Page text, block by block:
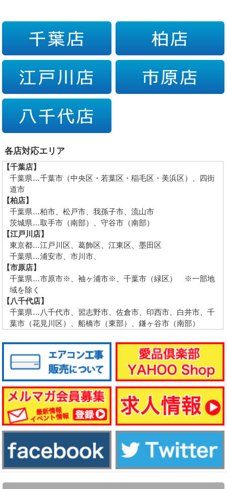
各店対応エリア
【千葉店】
千葉県…千葉市（中央区・若葉区・稲毛区・美浜区）、四街
道市
【柏店】
千葉県…柏市、松戸市、我孫子市、流山市
茨城県…取手市（南部）、守谷市（南部）
【江戸川店】
東京都…江戸川区、葛飾区、江東区、墨田区
千葉県…浦安市、市川市、
【市原店】
千葉県…市原市※、袖ヶ浦市※、千葉市（緑区） ※一部地
域を除く
【八千代店】
千葉県…八千代市、習志野市、佐倉市、印西市、白井市、千
葉市（花見川区）、船橋市（東部）、鎌ヶ谷市（南部）